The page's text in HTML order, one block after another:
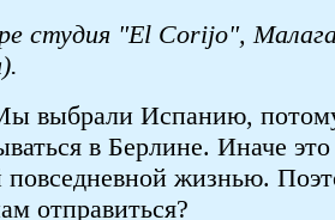
студия "El Corijo",
выбрали Испанию,
в Берлине. Иначе
жизнью.
отправиться?